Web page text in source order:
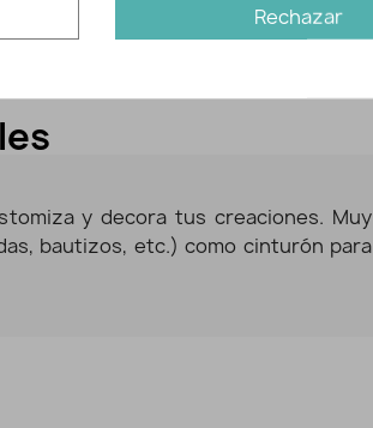
y decora tus creaciones. Muy
bautizos, etc.) como cinturón para
Rechazar